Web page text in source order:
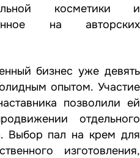
косметики и
на авторских
бизнес уже девять
опытом. Участие
позволили ей
отдельного
Выбор пал на крем для
изготовления,